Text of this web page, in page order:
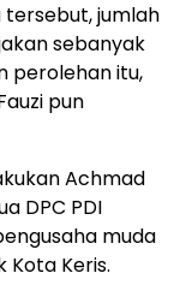
jumlah
sebanyak
perolehan itu,
pun
Achmad
DPC PDI
muda
Kota Keris.